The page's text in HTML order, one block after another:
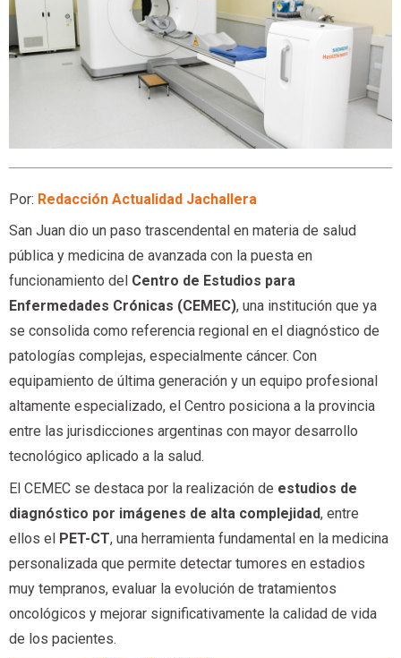
Por: Redacción Actualidad Jachallera
San Juan dio un paso trascendental en materia de salud
pública y medicina de avanzada con la puesta en
funcionamiento del Centro de Estudios para
Enfermedades Crónicas (CEMEC), una institución que ya
se consolida como referencia regional en el diagnóstico de
patologías complejas, especialmente cáncer. Con
equipamiento de última generación y un equipo profesional
altamente especializado, el Centro posiciona a la provincia
entre las jurisdicciones argentinas con mayor desarrollo
tecnológico aplicado a la salud.
El CEMEC se destaca por la realización de estudios de
diagnóstico por imágenes de alta complejidad, entre
ellos el PET-CT, una herramienta fundamental en la medicina
personalizada que permite detectar tumores en estadios
muy tempranos, evaluar la evolución de tratamientos
oncológicos y mejorar significativamente la calidad de vida
de los pacientes.